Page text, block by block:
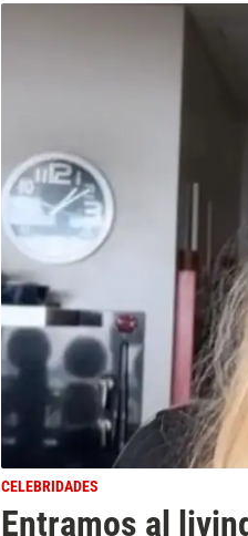
CELEBRIDADES
Entramos al